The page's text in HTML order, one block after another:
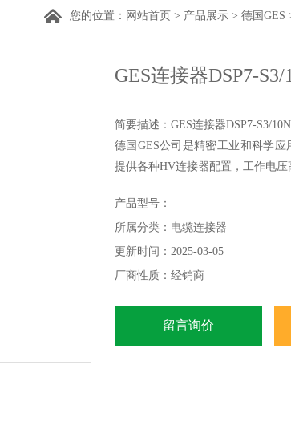
您的位置： 网站首页 > 产品展示 > 德国GES
GES连接器DSP7-S3/
简要描述：GES连接器DSP7-S3/
德国GES公司是精密工业和科学应
提供各种HV连接器配置，工作电压
产品型号：
所属分类：电缆连接器
更新时间：2025-03-05
厂商性质：经销商
留言询价